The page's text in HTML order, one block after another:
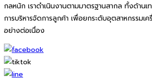
กลหนัก เราดำเนินงานตามมาตรฐานสากล ทั้งด้านเ
การบริหารจัดการลูกค้า เพื่อยกระดับอุตสาหกรรมเ
อย่างต่อเนื่อง